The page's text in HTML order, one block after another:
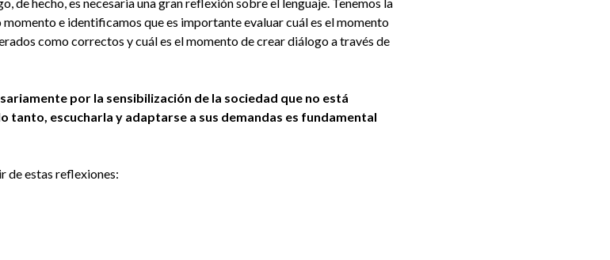
e identificamos que es importante evaluar cuál es el momento
como correctos y cuál es el momento de crear diálogo a través de
por la sensibilización de la sociedad que no está
tanto, escucharla y adaptarse a sus demandas es fundamental
de estas reflexiones: